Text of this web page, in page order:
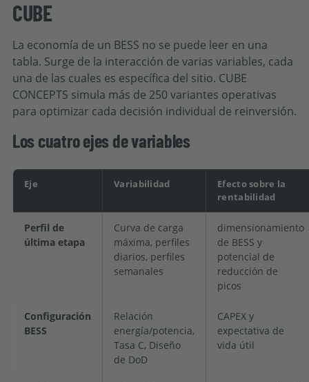
CUBE
La economía de un BESS no se puede leer en una
tabla. Surge de la interacción de varias variables, cada
una de las cuales es específica del sitio. CUBE
CONCEPTS simula más de 250 variantes operativas
para optimizar cada decisión individual de reinversión.
Los cuatro ejes de variables
Eje Variabilidad
Efecto sobre la
rentabilidad
Perfil de
última etapa
Curva de carga
máxima, perfiles
diarios, perfiles
semanales
dimensionamiento
de BESS y
potencial de
reducción de
picos
Configuración
BESS
Relación
energía/potencia,
Tasa C, Diseño
de DoD
CAPEX y
expectativa de
vida útil